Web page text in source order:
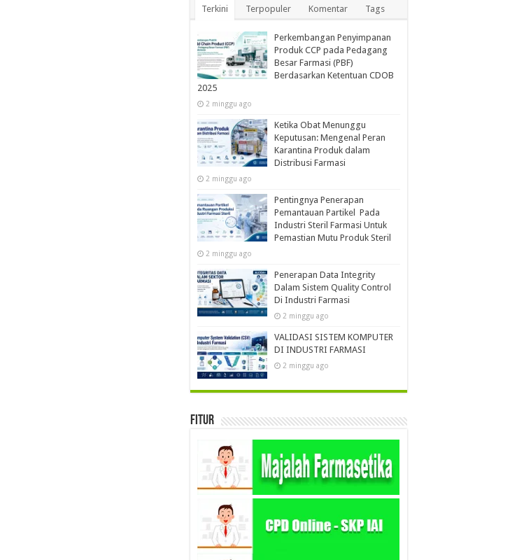
Terkini Terpopuler Komentar Tags
Perkembangan Penyimpanan
Produk CCP pada Pedagang
Besar Farmasi (PBF)
Berdasarkan Ketentuan CDOB
2025
2 minggu ago
Ketika Obat Menunggu
Keputusan: Mengenal Peran
Karantina Produk dalam
Distribusi Farmasi
2 minggu ago
Pentingnya Penerapan
Pemantauan Partikel Pada
Industri Steril Farmasi Untuk
Pemastian Mutu Produk Steril
2 minggu ago
Penerapan Data Integrity
Dalam Sistem Quality Control
Di Industri Farmasi
2 minggu ago
VALIDASI SISTEM KOMPUTER
DI INDUSTRI FARMASI
2 minggu ago
Fitur